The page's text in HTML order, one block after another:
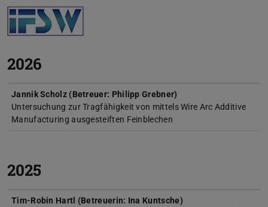
2026
Jannik Scholz (Betreuer: Philipp Grebner)
Untersuchung zur Tragfähigkeit von mittels Wire Arc Additive
Manufacturing ausgesteiften Feinblechen
2025
Tim-Robin Hartl (Betreuerin: Ina Kuntsche)